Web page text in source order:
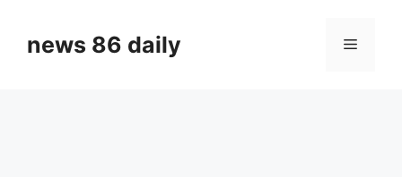
contentnews 86 daily Menu